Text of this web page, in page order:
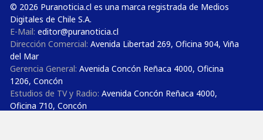
© 2026 Puranoticia.cl es una marca registrada de Medios
Digitales de Chile S.A.
E-Mail: editor@puranoticia.cl
Dirección Comercial: Avenida Libertad 269, Oficina 904, Viña
del Mar
Gerencia General: Avenida Concón Reñaca 4000, Oficina
1206, Concón
Estudios de TV y Radio: Avenida Concón Reñaca 4000,
Oficina 710, Concón